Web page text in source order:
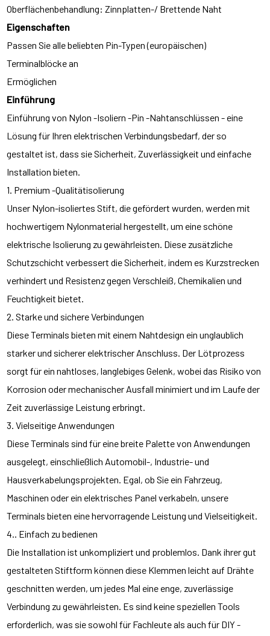
Oberflächenbehandlung: Zinnplatten-/ Brettende Naht
Eigenschaften
Passen Sie alle beliebten Pin-Typen (europäischen)
Terminalblöcke an
Ermöglichen
Einführung
Einführung von Nylon -Isoliern -Pin -Nahtanschlüssen - eine
Lösung für Ihren elektrischen Verbindungsbedarf, der so
gestaltet ist, dass sie Sicherheit, Zuverlässigkeit und einfache
Installation bieten.
1. Premium -Qualitätisolierung
Unser Nylon-isoliertes Stift, die gefördert wurden, werden mit
hochwertigem Nylonmaterial hergestellt, um eine schöne
elektrische Isolierung zu gewährleisten. Diese zusätzliche
Schutzschicht verbessert die Sicherheit, indem es Kurzstrecken
verhindert und Resistenz gegen Verschleiß, Chemikalien und
Feuchtigkeit bietet.
2. Starke und sichere Verbindungen
Diese Terminals bieten mit einem Nahtdesign ein unglaublich
starker und sicherer elektrischer Anschluss. Der Lötprozess
sorgt für ein nahtloses, langlebiges Gelenk, wobei das Risiko von
Korrosion oder mechanischer Ausfall minimiert und im Laufe der
Zeit zuverlässige Leistung erbringt.
3. Vielseitige Anwendungen
Diese Terminals sind für eine breite Palette von Anwendungen
ausgelegt, einschließlich Automobil-, Industrie- und
Hausverkabelungsprojekten. Egal, ob Sie ein Fahrzeug,
Maschinen oder ein elektrisches Panel verkabeln, unsere
Terminals bieten eine hervorragende Leistung und Vielseitigkeit.
4.. Einfach zu bedienen
Die Installation ist unkompliziert und problemlos. Dank ihrer gut
gestalteten Stiftform können diese Klemmen leicht auf Drähte
geschnitten werden, um jedes Mal eine enge, zuverlässige
Verbindung zu gewährleisten. Es sind keine speziellen Tools
erforderlich, was sie sowohl für Fachleute als auch für DIY -